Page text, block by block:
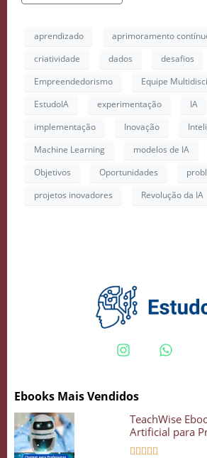
aprendizado aprimoramento
criatividade
dados
desafios
Empreendedorismo
Equipe
EstudoIA
experimentação
IA
implementação
Inovação
Machine Learning
modelos de IA
Objetivos
Oportunidades
projetos inovadores
Revolução da IA
Ebooks Mais Vendidos
TeachWise
Artificial para
    
Crie seu
Inteligência